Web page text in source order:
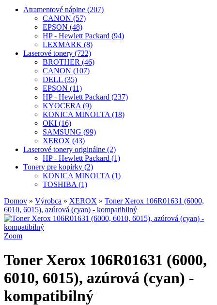
Atramentové náplne (207)
CANON (57)
EPSON (48)
HP - Hewlett Packard (94)
LEXMARK (8)
Laserové tonery (722)
BROTHER (46)
CANON (107)
DELL (35)
EPSON (11)
HP - Hewlett Packard (237)
KYOCERA (9)
KONICA MINOLTA (18)
OKI (16)
SAMSUNG (99)
XEROX (43)
Laserové tonery originálne (2)
HP - Hewlett Packard (1)
Tonery pre kopírky (2)
KONICA MINOLTA (1)
TOSHIBA (1)
Domov » Výrobca » XEROX » Toner Xerox 106R01631 (6000,
6010, 6015), azúrová (cyan) - kompatibilný
Zoom
Toner Xerox 106R01631 (6000,
6010, 6015), azúrová (cyan) -
kompatibilný